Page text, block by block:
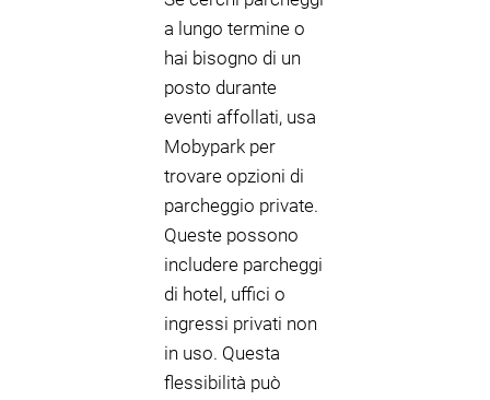
a lungo termine o
hai bisogno di un
posto durante
eventi affollati, usa
Mobypark per
trovare opzioni di
parcheggio private.
Queste possono
includere parcheggi
di hotel, uffici o
ingressi privati non
in uso. Questa
flessibilità può